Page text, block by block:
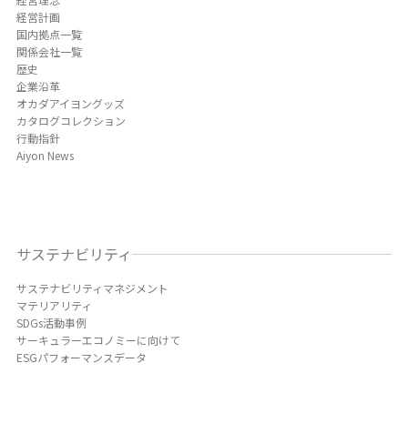
経営計画
国内拠点一覧
関係会社一覧
歴史
企業沿革
オカダアイヨングッズ
カタログコレクション
行動指針
Aiyon News
サステナビリティ
サステナビリティマネジメント
マテリアリティ
SDGs活動事例
サーキュラーエコノミーに向けて
ESGパフォーマンスデータ